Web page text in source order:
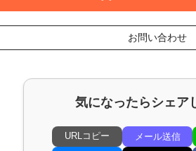
お問い合わせ
気になったらシェア
URLコピー メール送信